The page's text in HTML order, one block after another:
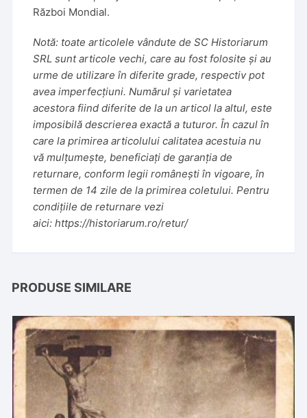
Război Mondial.
Notă: toate articolele vândute de SC Historiarum
SRL sunt articole vechi, care au fost folosite și au
urme de utilizare în diferite grade, respectiv pot
avea imperfecțiuni. Numărul și varietatea
acestora fiind diferite de la un articol la altul, este
imposibilă descrierea exactă a tuturor. În cazul în
care la primirea articolului calitatea acestuia nu
vă mulțumește, beneficiați de garanția de
returnare, conform legii românești în vigoare, în
termen de 14 zile de la primirea coletului. Pentru
condițiile de returnare vezi
aici:https://historiarum.ro/retur/
PRODUSE SIMILARE